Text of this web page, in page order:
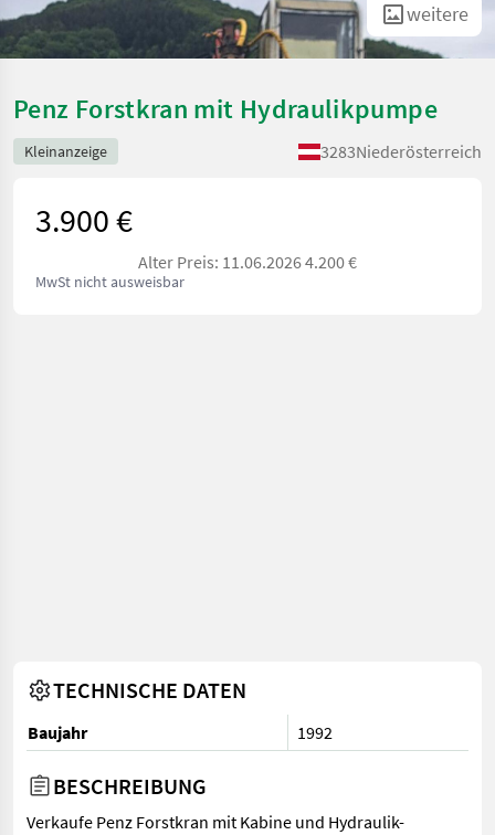
weitere
Penz Forstkran mit Hydraulikpumpe
Kleinanzeige 3283Niederösterreich
3.900 €
Alter Preis: 11.06.2026 4.200 €
MwSt nicht ausweisbar
TECHNISCHE DATEN
Baujahr 1992
BESCHREIBUNG
Verkaufe Penz Forstkran mit Kabine und Hydraulik-